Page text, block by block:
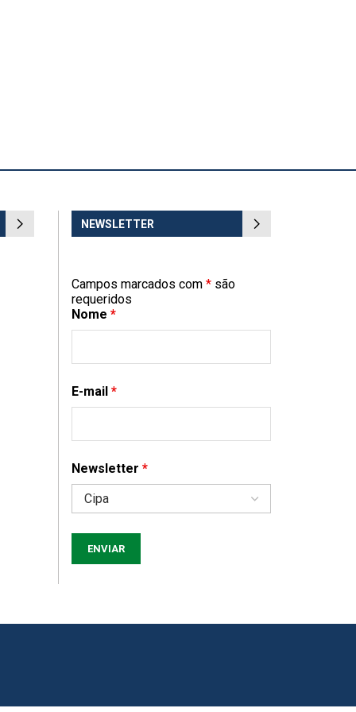
NEWSLETTER
Campos marcados com *são
requeridos
Nome *
E-mail *
Newsletter *